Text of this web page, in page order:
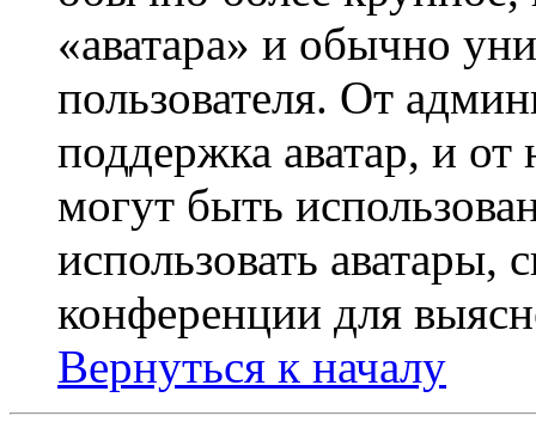
«аватара» и обычно
пользователя. От
поддержка аватар, и от
могут быть
использовать аватары,
конференции для
Вернуться к началу